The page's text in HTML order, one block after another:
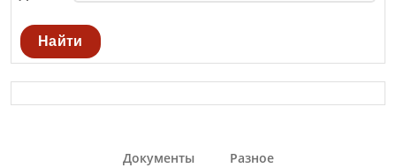
Найти
Документы Разное